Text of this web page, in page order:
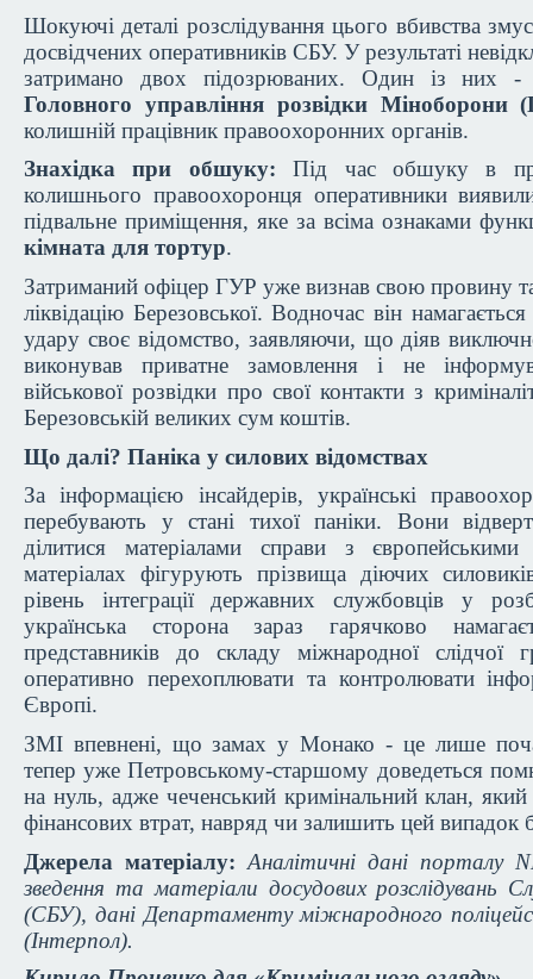
Шокуючі деталі розслідування цього вбивства
досвідчених оперативників СБУ. У результаті
затримано двох підозрюваних. Один із них
Головного управління розвідки
колишній працівник правоохоронних органів.
Знахідка при обшуку: Під час обшуку в
колишнього правоохоронця оперативники
підвальне приміщення, яке за всіма ознаками
кімната для тортур.
Затриманий офіцер ГУР уже визнав свою провину
ліквідацію Березовської. Водночас він
удару своє відомство, заявляючи, що діяв
виконував приватне замовлення і не
військової розвідки про свої контакти з
Березовській великих сум коштів.
Що далі? Паніка у силових відомствах
За інформацією інсайдерів, українські
перебувають у стані тихої паніки. Вони
ділитися матеріалами справи з
матеріалах фігурують прізвища діючих
рівень інтеграції державних службовців у
українська сторона зараз гарячково
представників до складу міжнародної
оперативно перехоплювати та контролювати
Європі.
ЗМІ впевнені, що замах у Монако - це лише
тепер уже Петровському-старшому доведеться
на нуль, адже чеченський кримінальний клан, який
фінансових втрат, навряд чи залишить цей випадок
Джерела матеріалу: Аналітичні дані порталу
зведення та матеріали досудових розслідувань
(СБУ), дані Департаменту міжнародного
(Інтерпол).